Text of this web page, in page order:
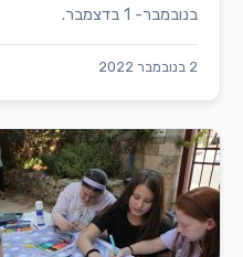
בנובמבר- 1 בדצמבר.
2 בנובמבר 2022